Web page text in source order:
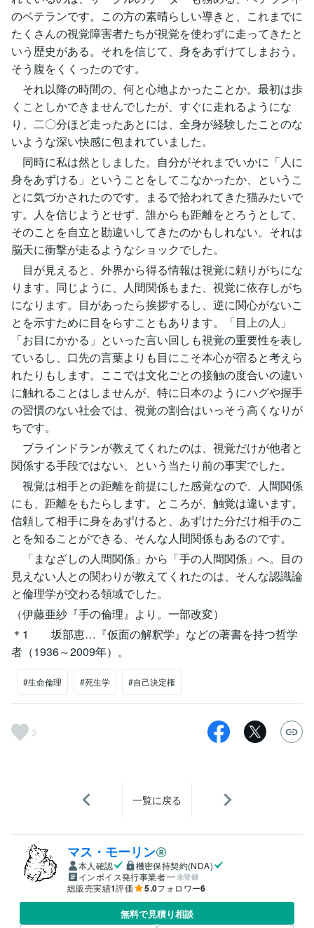
のベテランです。この方の素晴らしい導きと、これまでに
たくさんの視覚障害者たちが視覚を使わずに走ってきたと
いう歴史がある。それを信じて、身をあずけてしまおう。
そう腹をくくったのです。
それ以降の時間の、何と心地よかったことか。最初は歩
くことしかできませんでしたが、すぐに走れるようにな
り、二〇分ほど走ったあとには、全身が経験したことのな
いような深い快感に包まれていました。
同時に私は然としました。自分がそれまでいかに「人に
身をあずける」ということをしてこなかったか、というこ
とに気づかされたのです。まるで拾われてきた猫みたいで
す。人を信じようとせず、誰からも距離をとろうとして、
そのことを自立と勘違いしてきたのかもしれない。それは
脳天に衝撃が走るようなショックでした。
目が見えると、外界から得る情報は視覚に頼りがちにな
ります。同じように、人間関係もまた、視覚に依存しがち
になります。目があったら挨拶するし、逆に関心がないこ
とを示すために目をらすこともあります。「目上の人」
「お目にかかる」といった言い回しも視覚の重要性を表し
ているし、口先の言葉よりも目にこそ本心が宿ると考えら
れたりもします。ここでは文化ごとの接触の度合いの違い
に触れることはしませんが、特に日本のようにハグや握手
の習慣のない社会では、視覚の割合はいっそう高くなりが
ちです。
ブラインドランが教えてくれたのは、視覚だけが他者と
関係する手段ではない、という当たり前の事実でした。
視覚は相手との距離を前提にした感覚なので、人間関係
にも、距離をもたらします。ところが、触覚は違います。
信頼して相手に身をあずけると、あずけた分だけ相手のこ
とを知ることができる、そんな人間関係もあるのです。
「まなざしの人間関係」から「手の人間関係」へ。目の
見えない人との関わりが教えてくれたのは、そんな認識論
と倫理学が交わる領域でした。
（伊藤亜紗『手の倫理』より。一部改変）
＊1 坂部恵…『仮面の解釈学』などの著書を持つ哲学
者（1936～2009年）。
#生命倫理 #死生学 #自己決定権
3
一覧に戻る
マス・モーリン
本人確認
機密保持契約(NDA)
インボイス発行事業者
未登録
総販売実績1評価 5.0フォロワー6
無料で見積り相談